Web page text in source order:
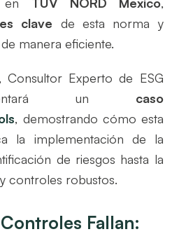
clave de esta norma y
manera eficiente.
, Consultor Experto de ESG
un caso
, demostrando cómo esta
la implementación de la
de riesgos hasta la
controles robustos.
Fallan: